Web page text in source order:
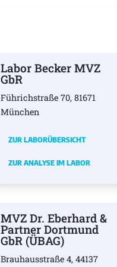
Labor Becker MVZ
GbR
Führichstraße 70, 81671
München
ZUR LABORÜBERSICHT
ZUR ANALYSE IM LABOR
MVZ Dr. Eberhard &
Partner Dortmund
GbR (ÜBAG)
Brauhausstraße 4, 44137